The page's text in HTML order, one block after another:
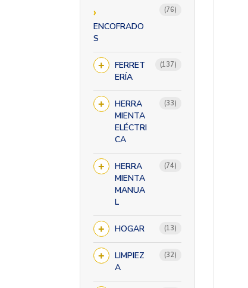
ENCOFRADO
S
7676
FERRET
ERÍA
137137
HERRA
MIENTA
ELÉCTRI
CA
3333
HERRA
MIENTA
MANUA
L
7474
HOGAR 1313
LIMPIEZ
A
3232